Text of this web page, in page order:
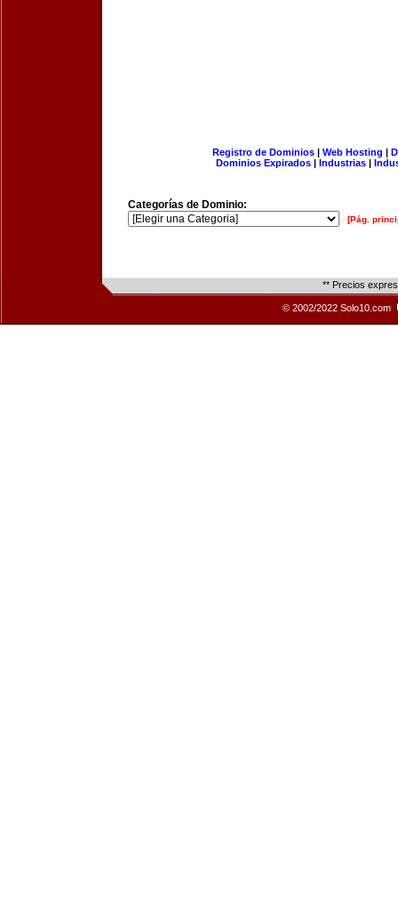
Registro de Dominios| Web Hosting |
Dominios Expirados | Industrias |
Categorías de Dominio:
[Pág.
** Precios
© 2002/2022 Solo10.com